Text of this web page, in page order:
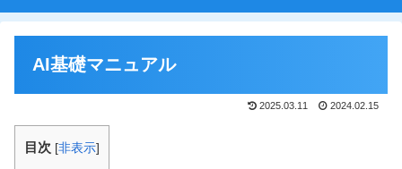
AI基礎マニュアル
2025.03.11 2024.02.15
目次 [非表示]